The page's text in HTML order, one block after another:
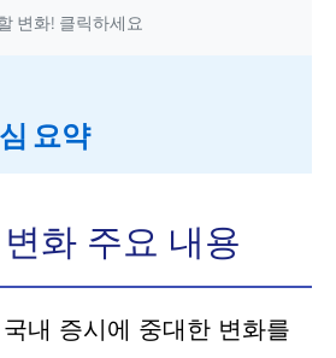
변화! 클릭하세요
요약
화 주요 내용
내 증시에 중대한 변화를